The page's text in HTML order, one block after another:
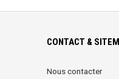
CONTACT &
Nous contacter